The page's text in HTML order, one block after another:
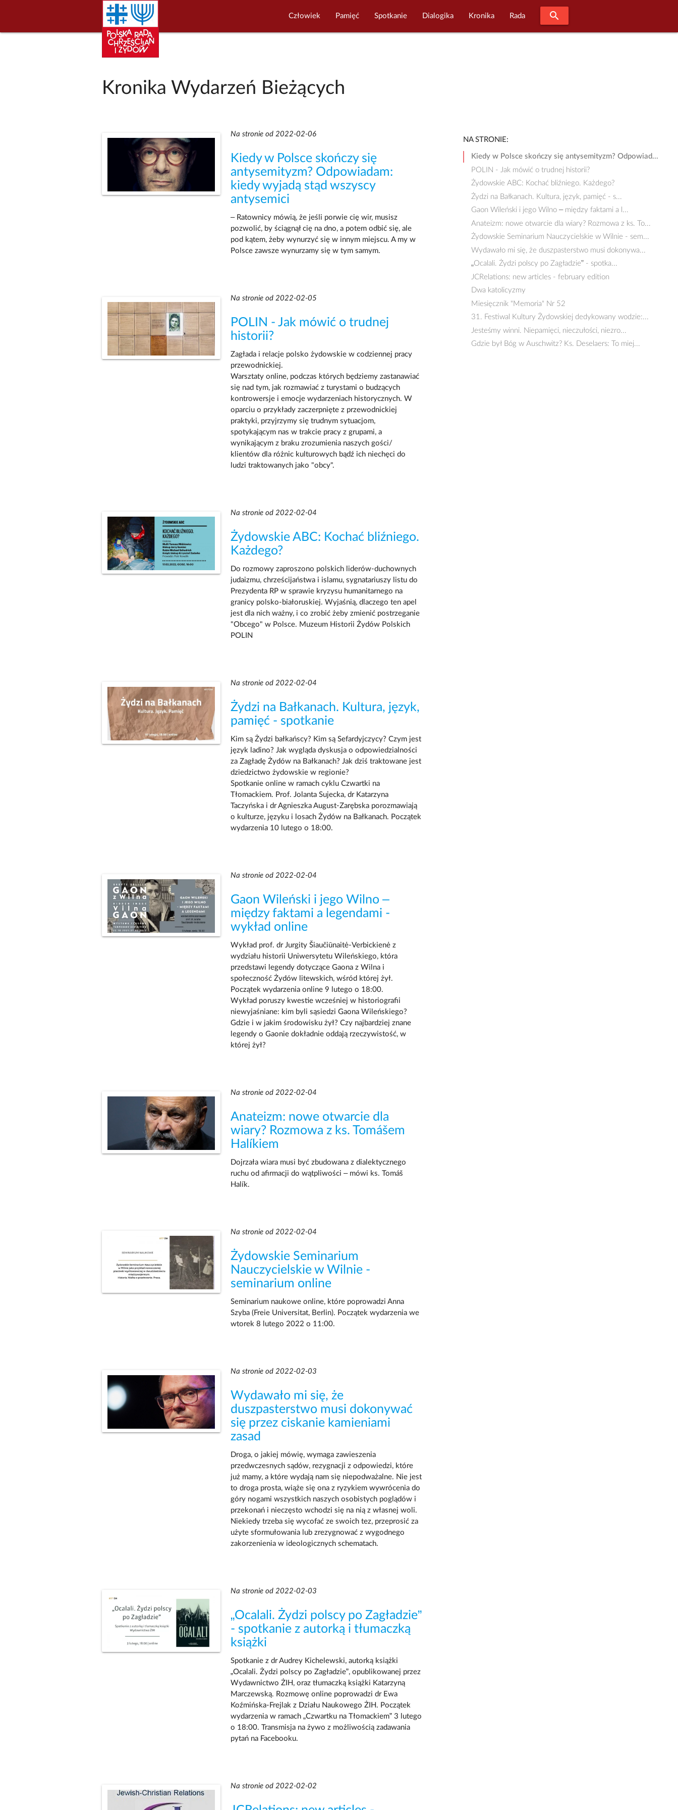
Człowiek Pamięć Spotkanie Dialogika Kronika Rada search
Kronika Wydarzeń Bieżących
Na stronie od 2022-02-06
Kiedy w Polsce skończy się
antysemityzm? Odpowiadam:
kiedy wyjadą stąd wszyscy
antysemici
– Ratownicy mówią, że jeśli porwie cię wir, musisz
pozwolić, by ściągnął cię na dno, a potem odbić się, ale
pod kątem, żeby wynurzyć się w innym miejscu. A my w
Polsce zawsze wynurzamy się w tym samym.
Na stronie od 2022-02-05
POLIN - Jak mówić o trudnej
historii?
Zagłada i relacje polsko żydowskie w codziennej pracy
przewodnickiej.
Warsztaty online, podczas których będziemy zastanawiać
się nad tym, jak rozmawiać z turystami o budzących
kontrowersje i emocje wydarzeniach historycznych. W
oparciu o przykłady zaczerpnięte z przewodnickiej
praktyki, przyjrzymy się trudnym sytuacjom,
spotykającym nas w trakcie pracy z grupami, a
wynikającym z braku zrozumienia naszych gości/
klientów dla różnic kulturowych bądź ich niechęci do
ludzi traktowanych jako "obcy".
Na stronie od 2022-02-04
Żydowskie ABC: Kochać bliźniego.
Każdego?
Do rozmowy zaproszono polskich liderów-duchownych
judaizmu, chrześcijaństwa i islamu, sygnatariuszy listu do
Prezydenta RP w sprawie kryzysu humanitarnego na
granicy polsko-białoruskiej. Wyjaśnią, dlaczego ten apel
jest dla nich ważny, i co zrobić żeby zmienić postrzeganie
"Obcego" w Polsce. Muzeum Historii Żydów Polskich
POLIN
Na stronie od 2022-02-04
Żydzi na Bałkanach. Kultura, język,
pamięć - spotkanie
Kim są Żydzi bałkańscy? Kim są Sefardyjczycy? Czym jest
język ladino? Jak wygląda dyskusja o odpowiedzialności
za Zagładę Żydów na Bałkanach? Jak dziś traktowane jest
dziedzictwo żydowskie w regionie?
Spotkanie online w ramach cyklu Czwartki na
Tłomackiem. Prof. Jolanta Sujecka, dr Katarzyna
Taczyńska i dr Agnieszka August-Zarębska porozmawiają
o kulturze, języku i losach Żydów na Bałkanach. Początek
wydarzenia 10 lutego o 18:00.
Na stronie od 2022-02-04
Gaon Wileński i jego Wilno –
między faktami a legendami -
wykład online
Wykład prof. dr Jurgity Šiaučiūnaitė-Verbickienė z
wydziału historii Uniwersytetu Wileńskiego, która
przedstawi legendy dotyczące Gaona z Wilna i
społeczność Żydów litewskich, wśród której żył.
Początek wydarzenia online 9 lutego o 18:00.
Wykład poruszy kwestie wcześniej w historiografii
niewyjaśniane: kim byli sąsiedzi Gaona Wileńskiego?
Gdzie i w jakim środowisku żył? Czy najbardziej znane
legendy o Gaonie dokładnie oddają rzeczywistość, w
której żył?
Na stronie od 2022-02-04
Anateizm: nowe otwarcie dla
wiary? Rozmowa z ks. Tomášem
Halíkiem
Dojrzała wiara musi być zbudowana z dialektycznego
ruchu od afirmacji do wątpliwości – mówi ks. Tomáš
Halík.
Na stronie od 2022-02-04
Żydowskie Seminarium
Nauczycielskie w Wilnie -
seminarium online
Seminarium naukowe online, które poprowadzi Anna
Szyba (Freie Universitat, Berlin). Początek wydarzenia we
wtorek 8 lutego 2022 o 11:00.
Na stronie od 2022-02-03
Wydawało mi się, że
duszpasterstwo musi dokonywać
się przez ciskanie kamieniami
zasad
Droga, o jakiej mówię, wymaga zawieszenia
przedwczesnych sądów, rezygnacji z odpowiedzi, które
już mamy, a które wydają nam się niepodważalne. Nie jest
to droga prosta, wiąże się ona z ryzykiem wywrócenia do
góry nogami wszystkich naszych osobistych poglądów i
przekonań i nieczęsto wchodzi się na nią z własnej woli.
Niekiedy trzeba się wycofać ze swoich tez, przeprosić za
użyte sformułowania lub zrezygnować z wygodnego
zakorzenienia w ideologicznych schematach.
Na stronie od 2022-02-03
„Ocalali. Żydzi polscy po Zagładzie”
- spotkanie z autorką i tłumaczką
książki
Spotkanie z dr Audrey Kichelewski, autorką książki
„Ocalali. Żydzi polscy po Zagładzie”, opublikowanej przez
Wydawnictwo ŻIH, oraz tłumaczką książki Katarzyną
Marczewską. Rozmowę online poprowadzi dr Ewa
Koźmińska-Frejlak z Działu Naukowego ŻIH. Początek
wydarzenia w ramach „Czwartku na Tłomackiem” 3 lutego
o 18:00. Transmisja na żywo z możliwością zadawania
pytań na Facebooku.
Na stronie od 2022-02-02
NA STRONIE:
Kiedy w Polsce skończy się antysemityzm? Odpowiad...
POLIN - Jak mówić o trudnej historii?
Żydowskie ABC: Kochać bliźniego. Każdego?
Żydzi na Bałkanach. Kultura, język, pamięć - s...
Gaon Wileński i jego Wilno – między faktami a l...
Anateizm: nowe otwarcie dla wiary? Rozmowa z ks. To...
Żydowskie Seminarium Nauczycielskie w Wilnie - sem...
Wydawało mi się, że duszpasterstwo musi dokonywa...
„Ocalali. Żydzi polscy po Zagładzie” - spotka...
JCRelations: new articles - february edition
Dwa katolicyzmy
Miesięcznik "Memoria" Nr 52
31. Festiwal Kultury Żydowskiej dedykowany wodzie:...
Jesteśmy winni. Niepamięci, nieczułości, niezro...
Gdzie był Bóg w Auschwitz? Ks. Deselaers: To miej...